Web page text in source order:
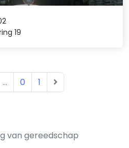
van gereedschap
19
... 0 1